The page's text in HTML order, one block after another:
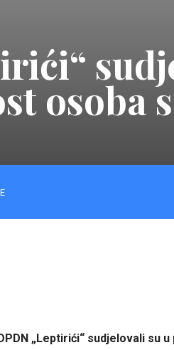
osoba
„Leptirići“ sudjelovali su u